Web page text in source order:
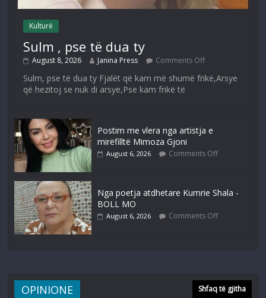
Kulturë
Sulm , pse të dua ty
August 8, 2026 Janina Press Comments Off
Sulm, pse të dua ty Fjalët që kam më shumë frikë,Arsye
që hezitoj se nuk di arsye,Pse kam frikë të
Postim me vlera nga artistja e
mirëfilltë Mimoza Gjoni
August 6, 2026 Comments Off
Nga poetja atdhetare Kumrie Shala -
BOLL MO
August 6, 2026 Comments Off
OPINIONE Shfaq të gjitha